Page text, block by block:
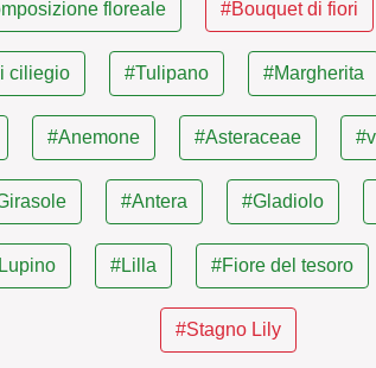
floreale #Bouquet di fiori
ciliegio #Tulipano #Margherita
#Anemone #Asteraceae
#Antera #Gladiolo
#Lilla #Fiore del tesoro
#Stagno Lily